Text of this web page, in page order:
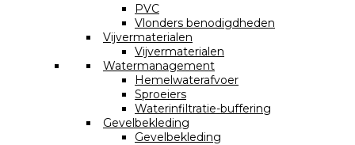
PVC
Vlonders benodigdheden
Vijvermaterialen
Vijvermaterialen
Watermanagement
Hemelwaterafvoer
Sproeiers
Waterinfiltratie-buffering
Gevelbekleding
Gevelbekleding